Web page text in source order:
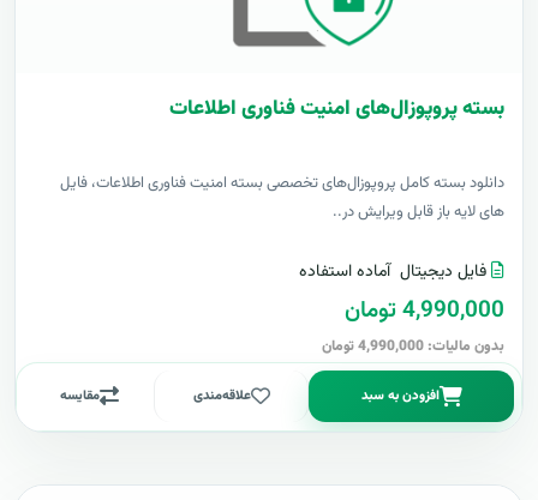
بسته پروپوزال‌های امنیت فناوری اطلاعات
دانلود بسته کامل پروپوزال‌های تخصصی بسته امنیت فناوری اطلاعات، فایل
های لایه باز قابل ویرایش در..
فایل دیجیتال آماده استفاده
4,990,000 تومان
بدون مالیات: 4,990,000 تومان
افزودن به سبد علاقه‌مندی مقایسه